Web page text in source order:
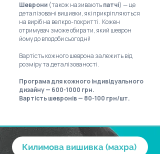
Шеврони (також називаютьпатчі) — це
деталізовані вишивки, які прикріпляються
на виріб на велкро-покритті. Кожен
отримувач зможе обирати, який шеврон
йому до вподоби сьогодні!
Вартість кожного шеврона залежить від
розміру та деталізованості.
Програма для кожного індивідуального
дизайну — 600-1000 грн.
Вартість шевронів — 80-100 грн/шт.
Килимова вишивка (махра)